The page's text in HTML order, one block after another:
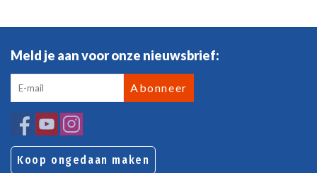
Meld je aan voor onze nieuwsbrief:
Abonneer
Koop ongedaan maken